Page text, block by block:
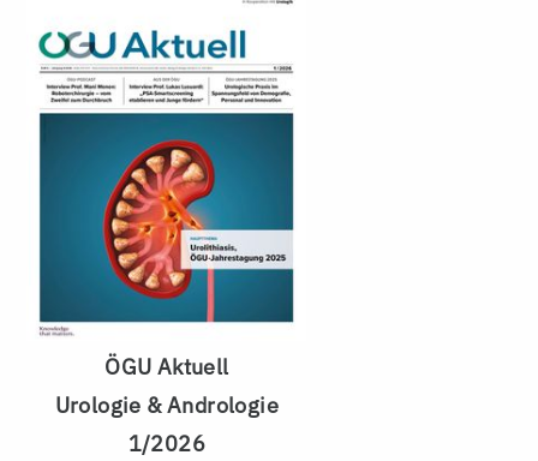
ÖGU Aktuell
Urologie & Andrologie
1/2026